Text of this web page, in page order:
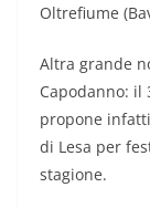
Oltrefiume
Altra grande
Capodanno: il
propone
di Lesa per
stagione.